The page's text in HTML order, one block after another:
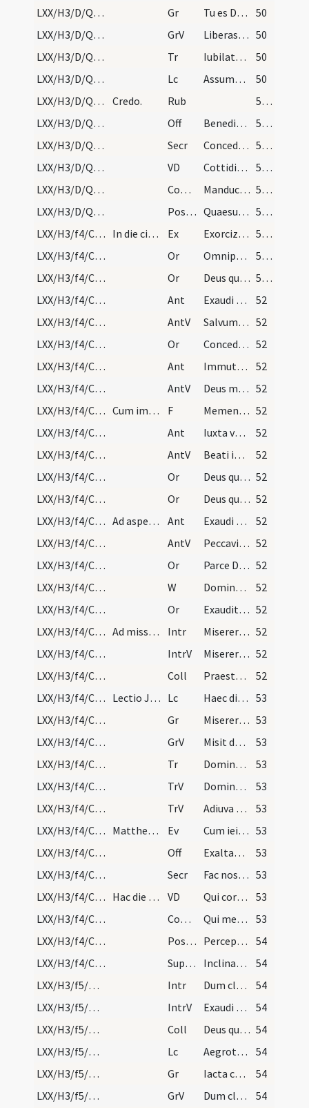
LXX/H3/D/Quinquagesima/M2/Mass Propers
Gr Tu es Deus qui facis
50
LXX/H3/D/Quinquagesima/M2/Mass Propers
GrV Liberasti in brachio 50
LXX/H3/D/Quinquagesima/M2/Mass Propers
Tr Iubilate Domino
50
LXX/H3/D/Quinquagesima/M2/Mass Propers/2
Lc Assumpsit Iesus duodecim discipulos suos et ait illis. Ecce ascedimus (L)
50
LXX/H3/D/Quinquagesima/Mass Propers
Credo. Rub
51 (24v)
LXX/H3/D/Quinquagesima/M2/Mass Propers
Off Benedictus es Domine doce me
51 (24v)
LXX/H3/D/Quinquagesima/M2/Mass Propers
Secr Concede nobis misericors Deus digne ... participatione salvari.
51 (24v)
LXX/H3/D/Quinquagesima/M2/Mass Propers
VD Cottidiana
51 (24v)
LXX/H3/D/Quinquagesima/M2/Mass Propers
Comm Manducaverunt et saturati sunt
51 (24v)
LXX/H3/D/Quinquagesima/M2/Mass Propers
Postcomm Quaesumus omnipotens Deus ut qui caelestia alimenta ... adversa muniamur.
51 (24v)
LXX/H3/f4/Cin/Ash Wednesday
In die cinerum Ex Exorcizo te cinis ... constituant vitiorum.
51 (24v)
LXX/H3/f4/Cin/Ash Wednesday/blessing of ashes/1
Or Omnipotens sempiterne Deus parce metuentibus ... animae tutelam percipiant. Per
51 (24v)
LXX/H3/f4/Cin/Ash Wednesday/blessing of ashes/2
Or Deus qui non mortem sed paenitentiam ... consequi mereantur Per
51 (24v)
LXX/H3/f4/Cin/Ash Wednesday/1
Ant Exaudi nos Domine
52
LXX/H3/f4/Cin/Ash Wednesday/1
AntV Salvum me fac 52
LXX/H3/f4/Cin/Ash Wednesday/3
Or Concede nobis Domine praesidia ... muniamur auxiliis. Per 52
LXX/H3/f4/Cin/Ash Wednesday/2
Ant Immutemur habitu
52
LXX/H3/f4/Cin/Ash Wednesday/2
AntV Deus misereatur nostri 52
LXX/H3/f4/Cin/Ash Wednesday
Cum imponitur cineres F Memento homo quia cinis et pulvis es 52
LXX/H3/f4/Cin/Ash Wednesday/3
Ant Iuxta vestibulum
52
LXX/H3/f4/Cin/Ash Wednesday/3
AntV Beati immaculati
52
LXX/H3/f4/Cin/Ash Wednesday/blessing of ashes/4
Or Deus qui humiliatione flecteris et satisfactione ... intacta manere decernas. Per 52
LXX/H3/f4/Cin/Ash Wednesday/blessing of ashes/5
Or Deus qui non mortem sed paenitentiam ... propitiationis custodiat. Per 52
LXX/H3/f4/Cin/Ash Wednesday/4
Ad aspersionem Ant Exaudi nos
52
LXX/H3/f4/Cin/Ash Wednesday/4
AntV Peccavimus Domine 52
LXX/H3/f4/Cin/Ash Wednesday/6
Or Parce Domine parce 52
LXX/H3/f4/Cin/Ash Wednesday/5
W Domine non secundum
52
LXX/H3/f4/Cin/Ash Wednesday/7
Or Exauditor omnium Deus ... misericordia consoleris. 52
LXX/H3/f4/Cinerum/M2/Mass Propers
Ad missam Intr Misereris omnium Domine et nihil odisti 52
LXX/H3/f4/Cinerum/M2/Mass Propers
IntrV Miserere nobis Deus 52
LXX/H3/f4/Cinerum/M2/Mass Propers
Coll Praesta Domine fidelibus tuis ... devotione percurrant.
52
LXX/H3/f4/Cinerum/M2/Mass Propers
Lectio Joelis prophetae Lc Haec dicit Dominus Deus. Convertimini ad me in toto corde ... in gentibus.
53
LXX/H3/f4/Cinerum/M2/Mass Propers
Gr Miserere mei 53
LXX/H3/f4/Cinerum/M2/Mass Propers
GrV Misit de celo
53
LXX/H3/f4/Cinerum/M2/Mass Propers
Tr Domine non secundum
53
LXX/H3/f4/Cinerum/M2/Mass Propers/1
TrV Domine ne memineris
53
LXX/H3/f4/Cinerum/M2/Mass Propers/2
TrV Adiuva nos Deus
53
LXX/H3/f4/Cinerum/M2/Mass Propers
Mattheum Ev Cum ieiunatis nolite fieri ... cor tuum 53
LXX/H3/f4/Cinerum/M2/Mass Propers
Off Exaltabo te
53
LXX/H3/f4/Cinerum/M2/Mass Propers
Secr Fac nos quaesumus Domine ... celebramus exordium. 53
LXX/H3/f4/Cinerum/M2/Mass Propers
Hac die usque ad passionem Domini de tempore dica… VD Qui corporali ieiunio
53
LXX/H3/f4/Cinerum/M2/Mass Propers
Comm Qui meditabitur in lege ... in tempore suo
53
LXX/H3/f4/Cinerum/M2/Mass Propers
Postcomm Percepta nobis Domine ... proficiant ad medelam.
54
LXX/H3/f4/Cinerum/M2/Mass Propers
Superpop Inclinantes se Domine ... nutriantur auxiliis.
54
LXX/H3/f5/M2/Mass Propers
Intr Dum clamarem ad Dominum
54
LXX/H3/f5/M2/Mass Propers
IntrV Exaudi Deus orationem meam
54
LXX/H3/f5/M2/Mass Propers
Coll Deus qui culpa offenderis paenitentia placaris ... meremur averte. 54
LXX/H3/f5/M2/Mass Propers
Lc Aegrotavit Ezechias usque ad mortem (Is)
54
LXX/H3/f5/M2/Mass Propers
Gr Iacta cogitatum tuum in Domino
54
LXX/H3/f5/M2/Mass Propers
GrV Dum clamarem ad Dominum 54